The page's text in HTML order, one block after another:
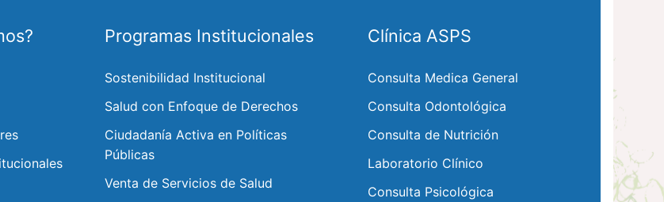
Programas Institucionales
Sostenibilidad Institucional
Salud con Enfoque de Derechos
Ciudadanía Activa en Políticas
Públicas
Venta de Servicios de Salud
Clínica ASPS
Consulta Medica General
Consulta Odontológica
Consulta de Nutrición
Laboratorio Clínico
Consulta Psicológica